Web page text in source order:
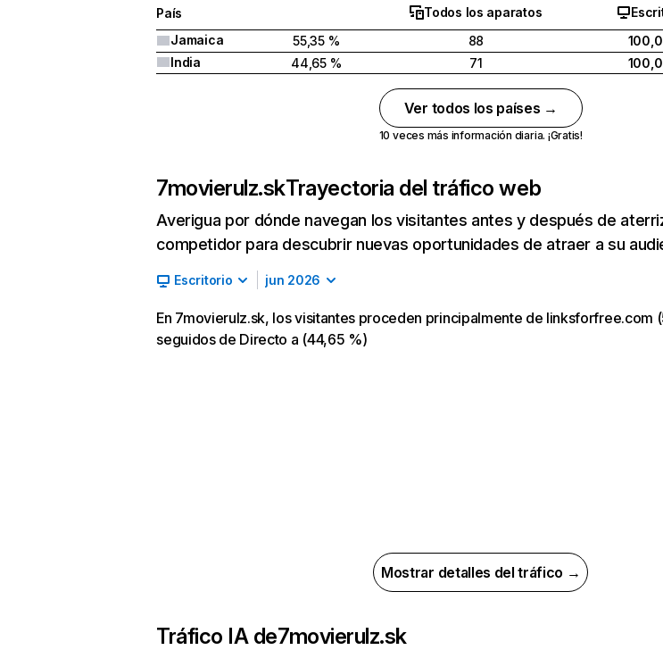
País Todos los aparatos
Jamaica
55,35 % 88
India
44,65 % 71
Ver todos los países →
10 veces más información diaria. ¡Gratis!
7movierulz.skTrayectoria del tráfico web
Averigua por dónde navegan los visitantes antes y después de
competidor para descubrir nuevas oportunidades de atraer a su
Escritorio jun 2026
En 7movierulz.sk, los visitantes proceden principalmente de linksforfree.com
seguidos de Directo a (44,65 %)
Mostrar detalles del tráfico →
Tráfico IA de7movierulz.sk